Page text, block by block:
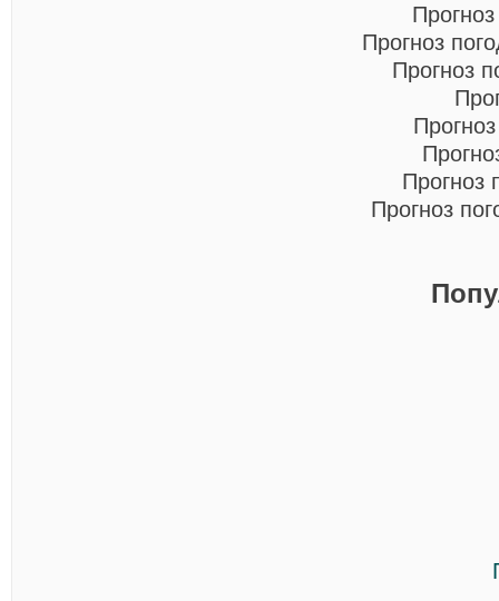
Прогноз
Прогноз
Прогноз
Прогноз